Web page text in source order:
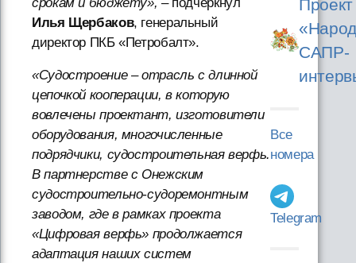
Илья Щербаков, генеральный
директор ПКБ «Петробалт».
«Судостроение – отрасль с длинной
цепочкой кооперации, в которую
вовлечены проектант, изготовители
оборудования, многочисленные
подрядчики, судостроительная верфь.
В партнерстве с Онежским
судостроительно-судоремонтным
заводом, где в рамках проекта
«Цифровая верфь» продолжается
адаптация наших систем
Проект
САПР-
Все
номера
Telegram